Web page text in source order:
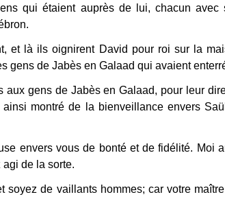
qui étaient auprès de lui, chacun avec
et là ils oignirent David pour roi sur la
gens de Jabès en Galaad qui avaient
aux gens de Jabès en Galaad, pour leur
montré de la bienveillance envers
envers vous de bonté et de fidélité. Moi
de la sorte.
soyez de vaillants hommes; car votre